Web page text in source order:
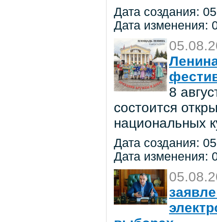
Дата создания:
Дата изменения:
8
состоится
национальных
Дата создания:
Дата изменения: